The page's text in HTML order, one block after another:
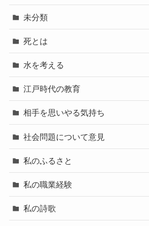
未分類
死とは
水を考える
江戸時代の教育
相手を思いやる気持ち
社会問題について意見
私のふるさと
私の職業経験
私の詩歌